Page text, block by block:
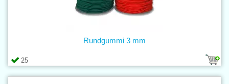
25
Rundgummi 3 mm